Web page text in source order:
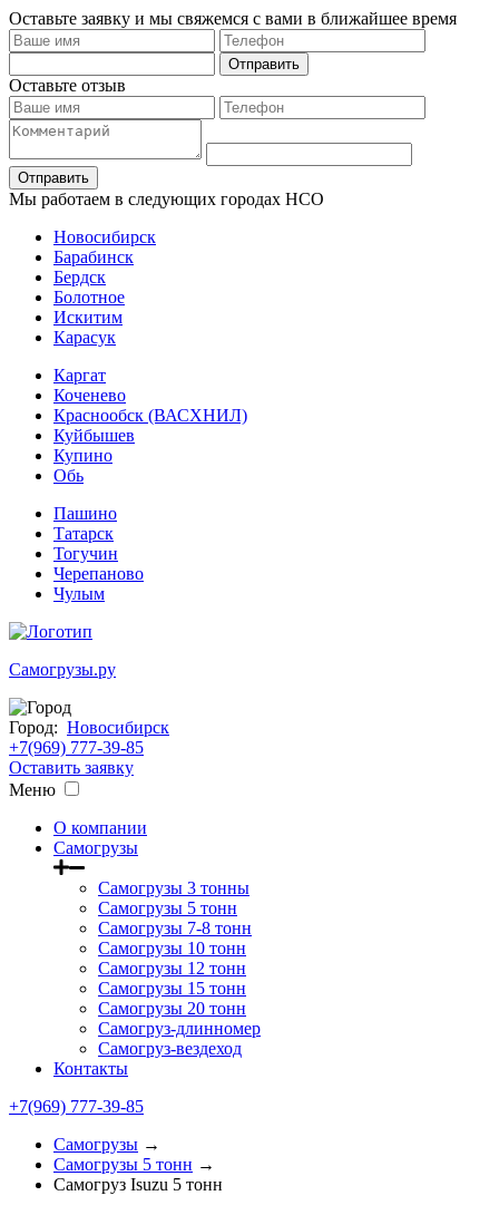
Оставьте заявку и мы свяжемся с вами в ближайшее время
Отправить
Оставьте отзыв
Отправить
Мы работаем в следующих городах НСО
Новосибирск
Барабинск
Бердск
Болотное
Искитим
Карасук
Каргат
Коченево
Краснообск (ВАСХНИЛ)
Куйбышев
Купино
Обь
Пашино
Татарск
Тогучин
Черепаново
Чулым
Самогрузы.ру
Город: Новосибирск
+7(969) 777-39-85
Оставить заявку
Меню
О компании
Самогрузы
Самогрузы 3 тонны
Самогрузы 5 тонн
Самогрузы 7-8 тонн
Самогрузы 10 тонн
Самогрузы 12 тонн
Самогрузы 15 тонн
Самогрузы 20 тонн
Самогруз-длинномер
Самогруз-вездеход
Контакты
+7(969) 777-39-85
Самогрузы →
Самогрузы 5 тонн →
Самогруз Isuzu 5 тонн